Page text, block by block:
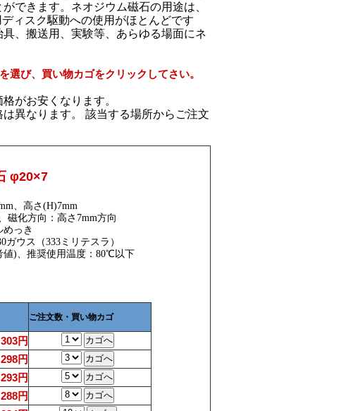
できます。ネオジウム磁石の用途は、
ィスク駆動への使用がほとんどです
、搬送用、実験等、あらゆる場面にネ
選び、買い物カゴをクリックしてさい。
がお安くなります。
異なります。 該当する場所からご注文
φ20×7
、高さ(H)7mm
磁化方向：高さ7mm方向
っき
ウス（333ミリテスラ）
)、推奨使用温度：80℃以下
ご注文数・買い物カゴ
303円
298円
293円
288円